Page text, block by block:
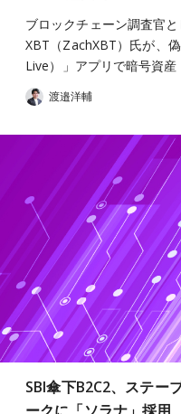
ブロックチェーン調査官
XBT（ZachXBT）氏が、
Live）」アプリで暗号資
渡邉洋輔
SBI傘下B2C2、ステー